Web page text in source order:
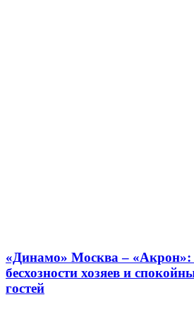
«Динамо» Москва – «Акрон»:
бесхозности хозяев и
гостей